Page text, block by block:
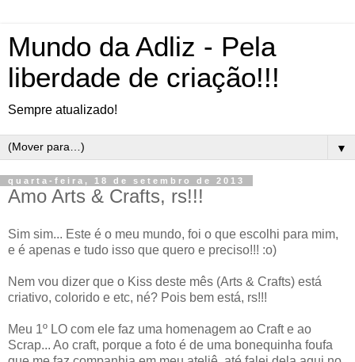
Mundo da Adliz - Pela
liberdade de criação!!!
Sempre atualizado!
▼
quarta-feira, 18 de setembro de 2013
Amo Arts & Crafts, rs!!!
Sim sim... Este é o meu mundo, foi o que escolhi para mim,
e é apenas e tudo isso que quero e preciso!!! :o)
Nem vou dizer que o Kiss deste mês (Arts & Crafts) está
criativo, colorido e etc, né? Pois bem está, rs!!!
Meu 1º LO com ele faz uma homenagem ao Craft e ao
Scrap... Ao craft, porque a foto é de uma bonequinha foufa